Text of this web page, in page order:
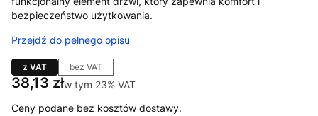
bezpieczeństwo użytkowania.
Przejdź do pełnego opisu
z VAT bez VAT
Cena
38,13 złw tym 23% VAT
w tym 23% VAT
Ceny podane bez kosztów dostawy.